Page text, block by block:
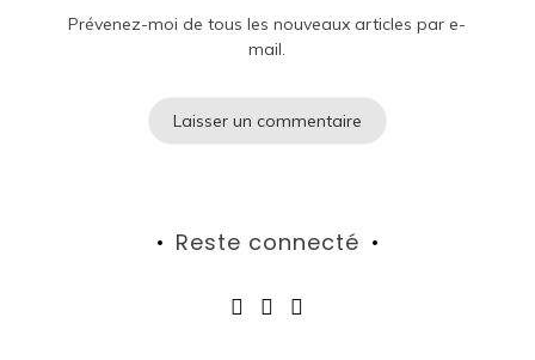
Prévenez-moi de tous les nouveaux articles par e-
mail.
Reste connecté